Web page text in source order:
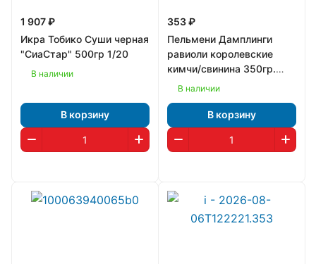
1 907 ₽
Икра Тобико Суши черная
"СиаСтар" 500гр 1/20
В наличии
В корзину
353 ₽
Пельмени Дамплинги
равиоли королевские
кимчи/свинина 350гр.
"Bibigo" Корея 1/8
В наличии
В корзину